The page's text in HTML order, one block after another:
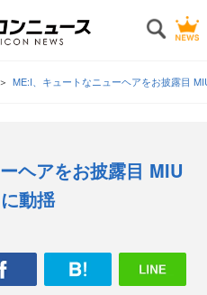
ME:I、キュートなニューヘアをお披露目
ヘアをお披露目 MIU
動揺